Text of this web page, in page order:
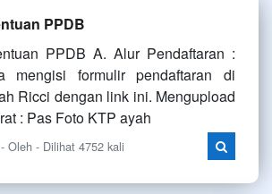
PPDB
PPDB A. Alur Pendaftaran :
mengisi formulir pendaftaran di
Ricci dengan link ini. Mengupload
: Pas Foto KTP ayah
Oleh - Dilihat 4752 kali